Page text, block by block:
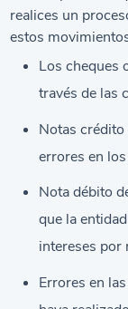
realices un
estos
Los cheques
través de las
Notas
errores en
Nota débito
que la
intereses por
Errores en